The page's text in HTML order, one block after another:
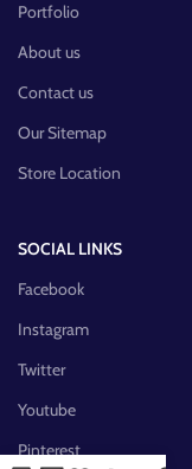
Portfolio
About us
Contact us
Our Sitemap
Store Location
SOCIAL LINKS
Facebook
Instagram
Twitter
Youtube
Pinterest